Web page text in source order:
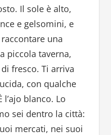
Il sole è alto,
e gelsomini, e
una
piccola taverna,
fresco. Ti arriva
con qualche
l’ajo blanco. Lo
sei dentro la città:
mercati, nei suoi